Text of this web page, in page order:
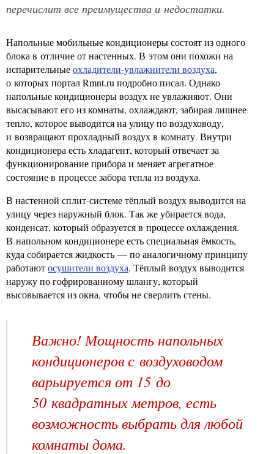
перечислит все преимущества и недостатки.
Напольные мобильные кондиционеры состоят из одного
блока в отличие от настенных. В этом они похожи на
испарительныеохладители-увлажнители воздуха,
о которых портал Rmnt.ru подробно писал. Однако
напольные кондиционеры воздух не увлажняют. Они
высасывают его из комнаты, охлаждают, забирая лишнее
тепло, которое выводится на улицу по воздуховоду,
и возвращают прохладный воздух в комнату. Внутри
кондиционера есть хладагент, который отвечает за
функционирование прибора и меняет агрегатное
состояние в процессе забора тепла из воздуха.
В настенной сплит-системе тёплый воздух выводится на
улицу через наружный блок. Так же убирается вода,
конденсат, который образуется в процессе охлаждения.
В напольном кондиционере есть специальная ёмкость,
куда собирается жидкость — по аналогичному принципу
работаютосушители воздуха. Тёплый воздух выводится
наружу по гофрированному шлангу, который
высовывается из окна, чтобы не сверлить стены.
Важно! Мощность напольных
кондиционеров с воздуховодом
варьируется от 15 до
50 квадратных метров, есть
возможность выбрать для любой
комнаты дома.